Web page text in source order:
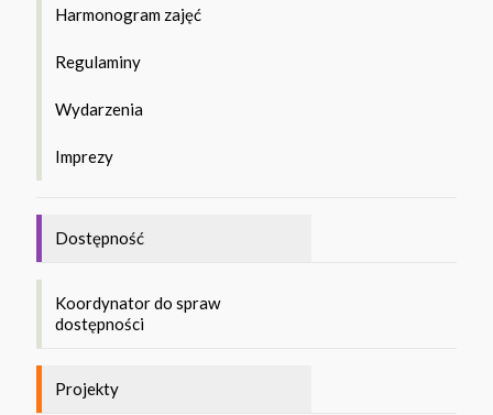
Harmonogram zajęć
Regulaminy
Wydarzenia
Imprezy
Dostępność
Koordynator do spraw
dostępności
Projekty